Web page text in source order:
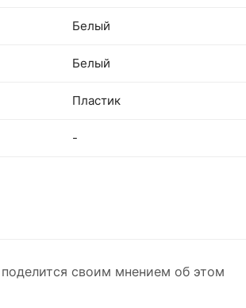
Белый
Белый
Пластик
-
своим мнением об этом